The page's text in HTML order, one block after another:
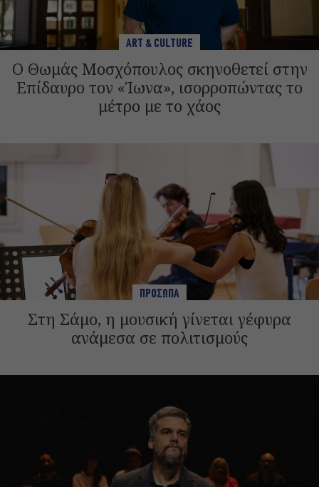
ART & CULTURE
Ο Θωμάς Μοσχόπουλος σκηνοθετεί στην
Επίδαυρο τον «Ίωνα», ισορροπώντας το
μέτρο με το χάος
ΠΡΟΣΩΠΑ
Στη Σάμο, η μουσική γίνεται γέφυρα
ανάμεσα σε πολιτισμούς